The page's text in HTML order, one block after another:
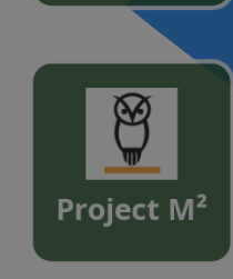
Project M²